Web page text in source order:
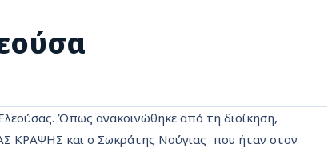
Όπως ανακοινώθηκε από τη διοίκηση,
ΚΡΑΨΗΣ και ο Σωκράτης Νούγιας που ήταν στον